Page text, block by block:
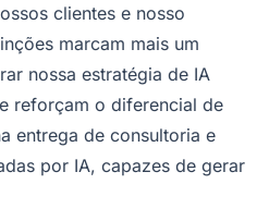
clientes e nosso
marcam mais um
nossa estratégia de IA
reforçam o diferencial de
entrega de consultoria e
por IA, capazes de gerar